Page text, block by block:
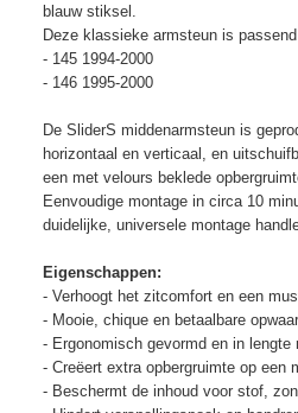
blauw stiksel.
Deze klassieke armsteun is
- 145 1994-2000
- 146 1995-2000
De SliderS middenarmsteun is
horizontaal en verticaal, en
een met velours beklede
Eenvoudige montage in circa 10
duidelijke, universele montage
Eigenschappen:
- Verhoogt het zitcomfort en een
- Mooie, chique en betaalbare
- Ergonomisch gevormd en in
- Creëert extra opbergruimte op een
- Beschermt de inhoud voor stof,